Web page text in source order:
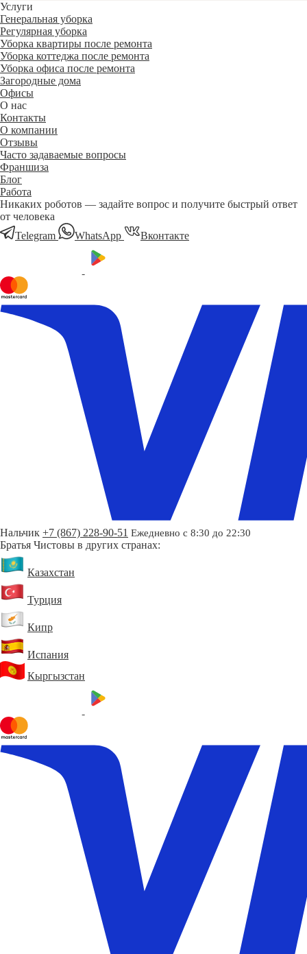
Услуги
Генеральная уборка
Регулярная уборка
Уборка квартиры после ремонта
Уборка коттеджа после ремонта
Уборка офиса после ремонта
Загородные дома
Офисы
О нас
Контакты
О компании
Отзывы
Часто задаваемые вопросы
Франшиза
Блог
Работа
Никаких роботов — задайте вопрос и получите быстрый ответ
от человека
Telegram
WhatsApp Вконтакте
Нальчик +7 (867) 228-90-51 Ежедневно с 8:30 до 22:30
Братья Чистовы в других странах:
Казахстан
Турция
Кипр
Испания
Кыргызстан